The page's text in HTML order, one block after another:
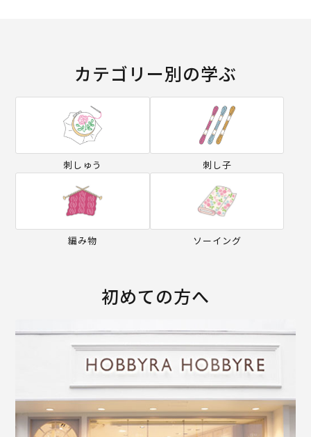
カテゴリー別の学ぶ
刺しゅう 刺し子
編み物 ソーイング
初めての方へ